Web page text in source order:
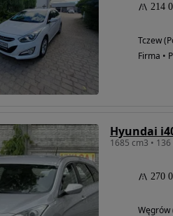
214
Tczew
Firma •
Hyundai
1685 cm3 •
270
Węgrów